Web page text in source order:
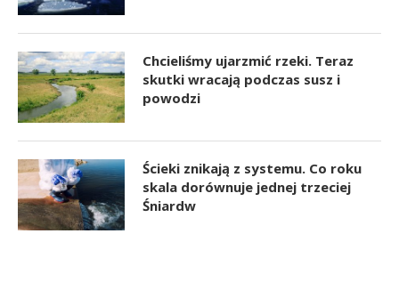
Chcieliśmy ujarzmić rzeki. Teraz
skutki wracają podczas susz i
powodzi
Ścieki znikają z systemu. Co roku
skala dorównuje jednej trzeciej
Śniardw